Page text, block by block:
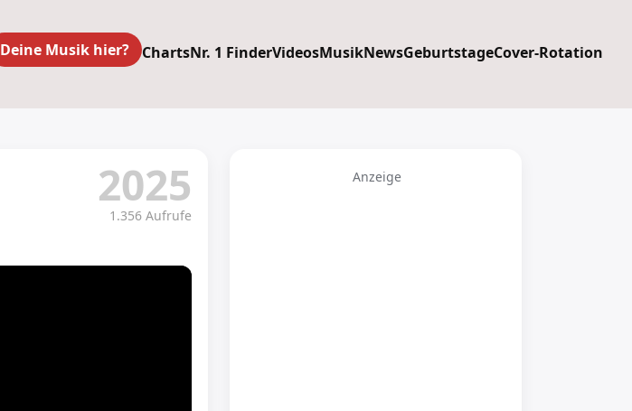
Deine Musik hier? ChartsNr. 1 FinderVideosMusikNewsGeburtstageCover-Rotation
2025
1.356 Aufrufe
Anzeige